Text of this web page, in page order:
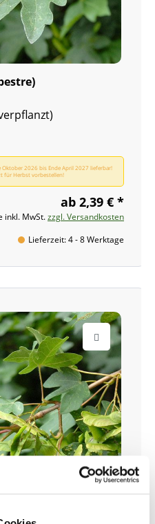
2026 bis Ende April 2027 lieferbar!
für Herbst vorbestellen!
ab 2,39 € *
inkl. MwSt.zzgl. Versandkosten
Lieferzeit: 4 - 8 Werktage